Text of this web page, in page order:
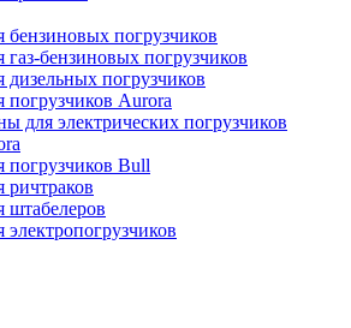
погрузчиков
бензиновых погрузчиков
погрузчиков
Aurora
для электрических погрузчиков
Bull